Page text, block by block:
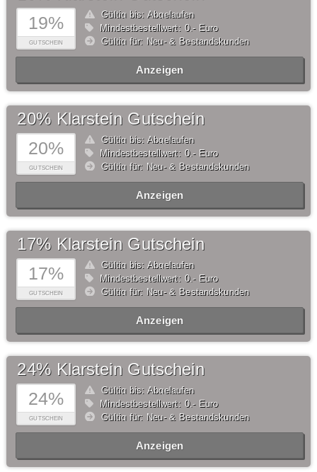
19%
GUTSCHEIN
Gültig bis: Abgelaufen
Mindestbestellwert: 0,- Euro
Gültig für: Neu- & Bestandskunden
Anzeigen
20%
GUTSCHEIN
20% Klarstein Gutschein
Gültig bis: Abgelaufen
Mindestbestellwert: 0,- Euro
Gültig für: Neu- & Bestandskunden
Anzeigen
17%
GUTSCHEIN
17% Klarstein Gutschein
Gültig bis: Abgelaufen
Mindestbestellwert: 0,- Euro
Gültig für: Neu- & Bestandskunden
Anzeigen
24%
GUTSCHEIN
24% Klarstein Gutschein
Gültig bis: Abgelaufen
Mindestbestellwert: 0,- Euro
Gültig für: Neu- & Bestandskunden
Anzeigen